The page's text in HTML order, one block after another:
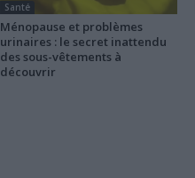
Santé
Ménopause et problèmes
urinaires : le secret inattendu
des sous-vêtements à
découvrir